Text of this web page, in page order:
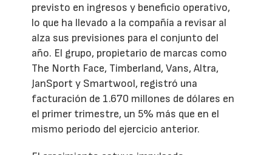
previsto en ingresos y beneficio operativo,
lo que ha llevado a la compañía a revisar al
alza sus previsiones para el conjunto del
año. El grupo, propietario de marcas como
The North Face, Timberland, Vans, Altra,
JanSport y Smartwool, registró una
facturación de 1.670 millones de dólares en
el primer trimestre, un 5% más que en el
mismo periodo del ejercicio anterior.